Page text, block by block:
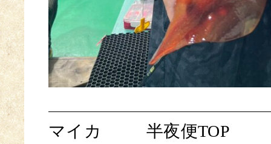
マイカ 半夜便TOP